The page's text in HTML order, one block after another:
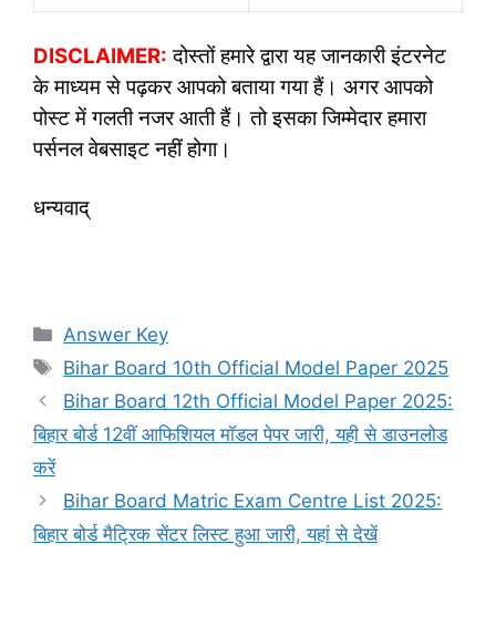
DISCLAIMER: दोस्तों हमारे द्वारा यह जानकारी इंटरनेट
के माध्यम से पढ़कर आपको बताया गया हैं। अगर आपको
पोस्ट में गलती नजर आती हैं। तो इसका जिम्मेदार हमारा
पर्सनल वेबसाइट नहीं होगा।
धन्यवाद्
Categories
Answer Key
Tags
Bihar Board 10th Official Model Paper 2025
Bihar Board 12th Official Model Paper 2025:
बिहार बोर्ड 12वीं आफिशियल माॅडल पेपर जारी, यही से डाउनलोड
करें
Bihar Board Matric Exam Centre List 2025:
बिहार बोर्ड मैट्रिक सेंटर लिस्ट हुआ जारी, यहां से देखें